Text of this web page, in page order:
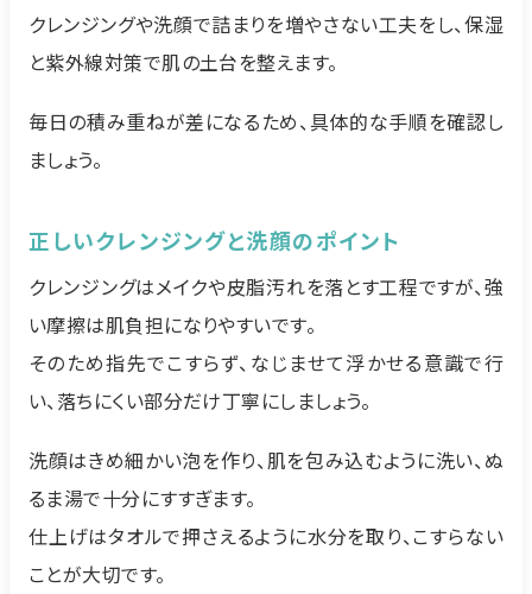
クレンジングや洗顔で詰まりを増やさない工夫をし、保湿
と紫外線対策で肌の土台を整えます。
毎日の積み重ねが差になるため、具体的な手順を確認し
ましょう。
正しいクレンジングと洗顔のポイント
クレンジングはメイクや皮脂汚れを落とす工程ですが、強
い摩擦は肌負担になりやすいです。
そのため指先でこすらず、なじませて浮かせる意識で行
い、落ちにくい部分だけ丁寧にしましょう。
洗顔はきめ細かい泡を作り、肌を包み込むように洗い、ぬ
るま湯で十分にすすぎます。
仕上げはタオルで押さえるように水分を取り、こすらない
ことが大切です。